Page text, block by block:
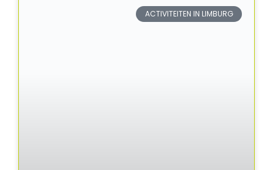
ACTIVITEITEN IN LIMBURG